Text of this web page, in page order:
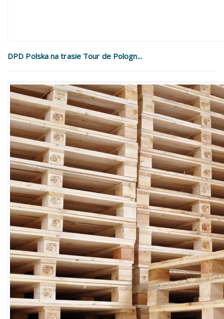
DPD Polska na trasie Tour de Pologn...